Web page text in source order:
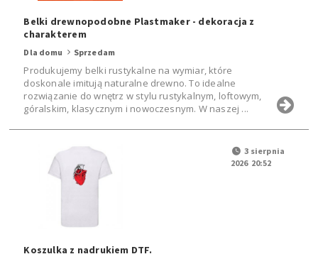
Belki drewnopodobne Plastmaker - dekoracja z
charakterem
Dla domu Sprzedam
Produkujemy belki rustykalne na wymiar, które
doskonale imitują naturalne drewno. To idealne
rozwiązanie do wnętrz w stylu rustykalnym, loftowym,
góralskim, klasycznym i nowoczesnym. W naszej ...
3 sierpnia
2026 20:52
Koszulka z nadrukiem DTF.